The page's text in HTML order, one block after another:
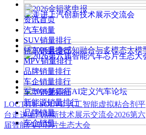
LOCTITE SOLVE 人工智能虚拟粘合剂平
台走进上汽创新技术展示交流会2026第六
届智能汽车芯片生态大会
资讯首页
汽车销量
SUV销量排行
轿车销量排行
MPV销量排行
品牌销量排行
车企销量排行
车型销量排行
新能源销量排行
品牌销量
车企销量